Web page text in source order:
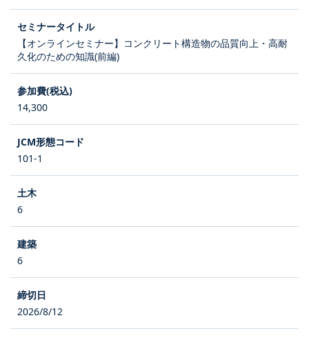
【オンラインセミナー】コンクリート構造物の品質向上・高耐
久化のための知識(前編)
14,300
101-1
6
6
2026/8/12